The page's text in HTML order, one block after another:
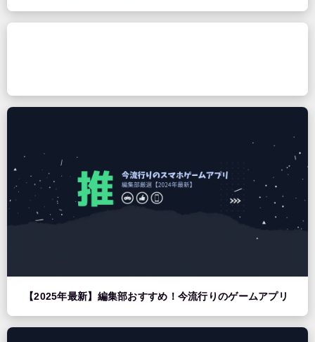
【2025年最新】編集部おすすめ！今流行りのゲームアプリ